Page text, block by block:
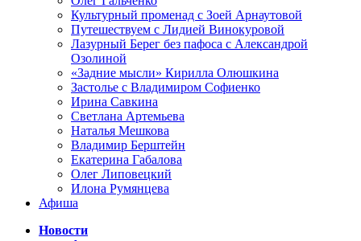
Культурный променад с Зоей Арнаутовой
Путешествуем с Лидией Винокуровой
Лазурный Берег без пафоса с Александрой
Озолиной
«Задние мысли» Кирилла Олюшкина
Застолье с Владимиром Софиенко
Ирина Савкина
Светлана Артемьева
Наталья Мешкова
Владимир Берштейн
Екатерина Габалова
Олег Липовецкий
Илона Румянцева
Афиша
Новости